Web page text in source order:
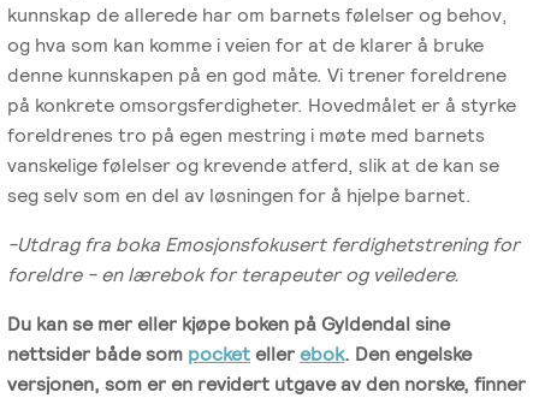
kunnskap de allerede har om barnets følelser og behov,
og hva som kan komme i veien for at de klarer å bruke
denne kunnskapen på en god måte. Vi trener foreldrene
på konkrete omsorgsferdigheter. Hovedmålet er å styrke
foreldrenes tro på egen mestring i møte med barnets
vanskelige følelser og krevende atferd, slik at de kan se
seg selv som en del av løsningen for å hjelpe barnet.
-Utdrag fra boka Emosjonsfokusert ferdighetstrening for
foreldre - en lærebok for terapeuter og veiledere.
Du kan se mer eller kjøpe boken på Gyldendal sine
nettsider både som pocketellerebok. Den engelske
versjonen, som er en revidert utgave av den norske, finner